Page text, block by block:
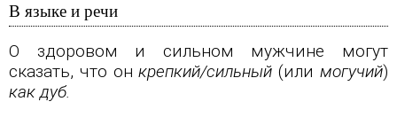
В языке и речи
О здоровом и сильном мужчине могут
сказать, что онкрепкий/сильный (илимогучий)
как дуб.